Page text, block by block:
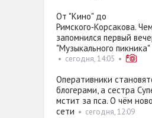
От "Кино" до
Римского‑Корсакова. Чем
запомнился первый
"Музыкального пикника"
• сегодня, 14:05 •
Оперативники
блогерами, а сестра
мстит за пса. О чём
сети • сегодня, 12:09